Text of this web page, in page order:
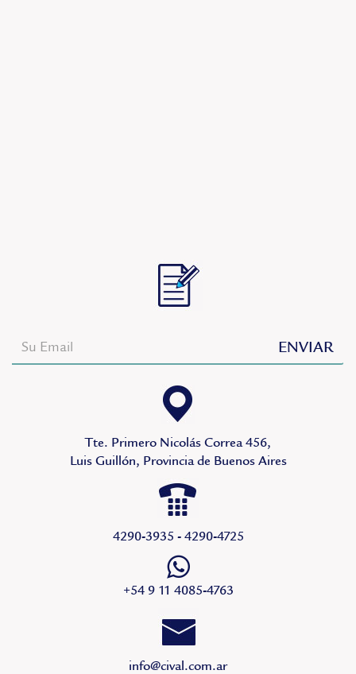
Tte. Primero Nicolás Correa 456,
Luis Guillón, Provincia de Buenos Aires
4290-3935 - 4290-4725
+54 9 11 4085-4763
info@cival.com.ar